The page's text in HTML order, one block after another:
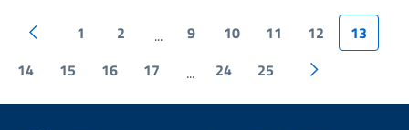
1 2 ... 9 10 11 12
13
14
15 16 17 ... 24 25